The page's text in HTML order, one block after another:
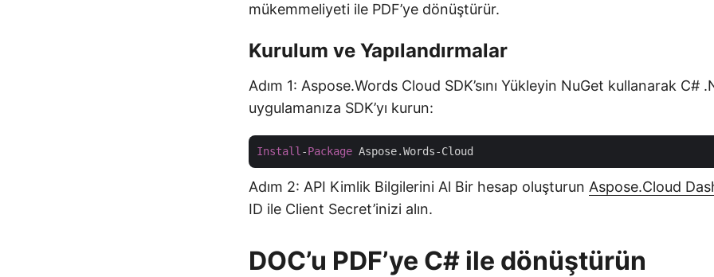
mükemmeliyeti ile PDF’ye dönüştürür.
Kurulum ve Yapılandırmalar
Adım 1: Aspose.Words Cloud SDK’sını Yükleyin NuGet kullanarak C#
uygulamanıza SDK’yı kurun:
Install -Package
Adım 2: API Kimlik Bilgilerini Al Bir hesap oluşturun Aspose.Cloud
ID ile Client Secret’inizi alın.
DOC’u PDF’ye C# ile dönüştürün